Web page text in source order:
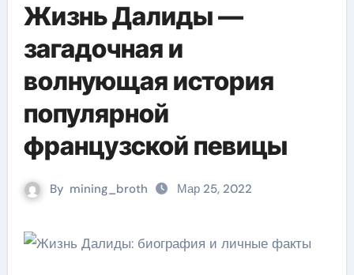
Жизнь Далиды —
загадочная и
волнующая история
популярной
французской певицы
By mining_broth Мар 25, 2022